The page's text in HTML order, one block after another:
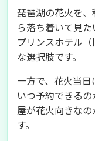
琵琶湖の花火を
ら落ち着いて見
プリンスホテル
な選択肢です。
一方で、花火当
いつ予約できる
屋が花火向きな
す。